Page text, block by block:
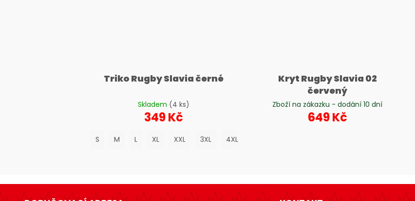
Triko Rugby Slavia černé
Skladem (4 ks)
349 Kč
S M L XL XXL 3XL 4XL
Kryt Rugby Slavia 02
červený
Zboží na zákazku - dodání 10 dní
649 Kč
Z